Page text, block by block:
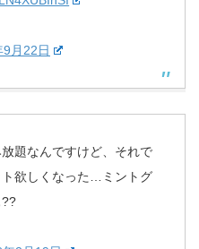
9月22日
題なんですけど、それで
欲しくなった…ミントグ
??